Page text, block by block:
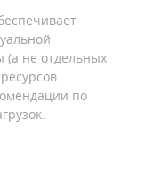
(а не отдельных
по